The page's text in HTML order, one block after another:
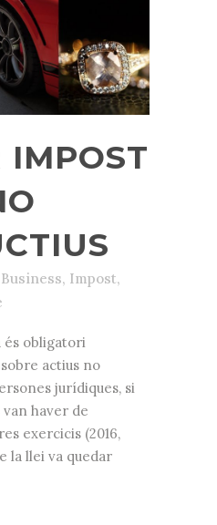
IMPOST
Business, Impost,
és obligatori
actius no
jurídiques, si
van haver de
exercicis (2016,
la llei va quedar